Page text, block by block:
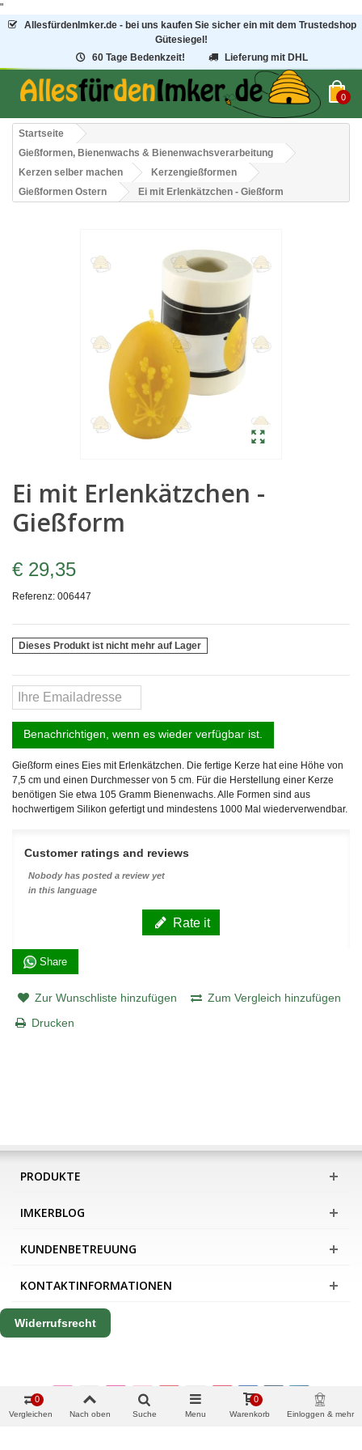
"
AllesfürdenImker.de - bei uns kaufen Sie sicher ein mit dem Trustedshop
Gütesiegel!
60 Tage Bedenkzeit!
Lieferung mit DHL
0
Startseite
Gießformen, Bienenwachs & Bienenwachsverarbeitung
Kerzen selber machen
Kerzengießformen
Gießformen Ostern
Ei mit Erlenkätzchen - Gießform
Ei mit Erlenkätzchen -
Gießform
€ 29,35
Referenz: 006447
Dieses Produkt ist nicht mehr auf Lager
Benachrichtigen, wenn es wieder verfügbar ist.
Gießform eines Eies mit Erlenkätzchen. Die fertige Kerze hat eine Höhe von
7,5 cm und einen Durchmesser von 5 cm. Für die Herstellung einer Kerze
benötigen Sie etwa 105 Gramm Bienenwachs. Alle Formen sind aus
hochwertigem Silikon gefertigt und mindestens 1000 Mal wiederverwendbar.
Customer ratings and reviews
Nobody has posted a review yet
in this language
Rate it
Share
Zur Wunschliste hinzufügen
Zum Vergleich hinzufügen
Drucken
PRODUKTE
IMKERBLOG
KUNDENBETREUUNG
KONTAKTINFORMATIONEN
Widerrufsrecht
Vergleichen
0
Nach oben Suche Menu Warenkorb
0
Einloggen & mehr